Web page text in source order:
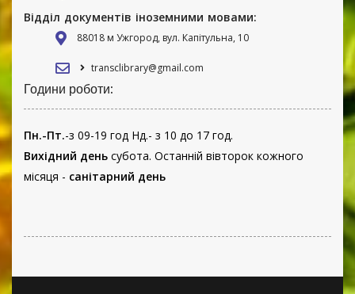
Відділ документів іноземними мовами:
88018 м Ужгород, вул. Капітульна, 10
transclibrary@gmail.com
Години роботи:
Пн.-Пт.-з 09-19 год Нд.- з 10 до 17 год.
Вихідний день субота. Останній вівторок кожного
місяця - санітарний день